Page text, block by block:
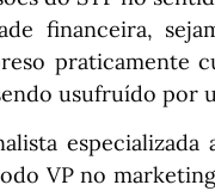
financeira,
praticamente
usufruído por
VP no